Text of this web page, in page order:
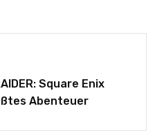
Square Enix
Abenteuer